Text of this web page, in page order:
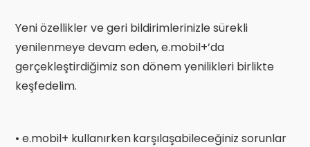
Yeni özellikler ve geri bildirimlerinizle sürekli
yenilenmeye devam eden, e.mobil+’da
gerçekleştirdiğimiz son dönem yenilikleri birlikte
keşfedelim.
• e.mobil+ kullanırkenkarşılaşabileceğiniz sorunlar